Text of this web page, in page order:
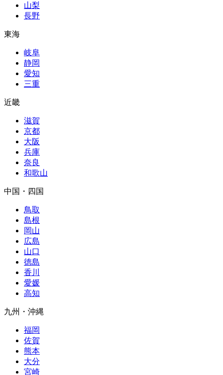
山梨
長野
東海
岐阜
静岡
愛知
三重
近畿
滋賀
京都
大阪
兵庫
奈良
和歌山
中国・四国
鳥取
島根
岡山
広島
山口
徳島
香川
愛媛
高知
九州・沖縄
福岡
佐賀
熊本
大分
宮崎